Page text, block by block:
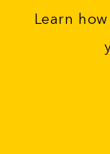
Learn